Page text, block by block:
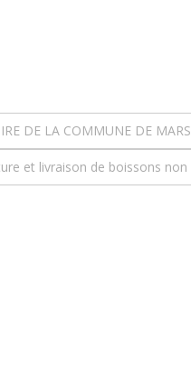
DE LA COMMUNE DE
et livraison de boissons